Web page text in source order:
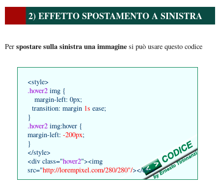
2) EFFETTO SPOSTAMENTO A SINISTRA
Per spostare sulla sinistra una immagine si può usare questo codice
<style>
.hover2 img {
margin-left: 0px;
transition: margin 1s ease;
}
.hover2 img:hover {
margin-left: -200px;
}
</style>
<div class="hover2"><img
src="http://lorempixel.com/280/280"/></div>